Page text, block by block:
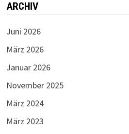
ARCHIV
Juni 2026
März 2026
Januar 2026
November 2025
März 2024
März 2023